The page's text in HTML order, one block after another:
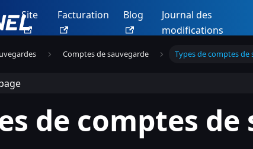
Site Facturation Blog
Journal des
modifications
Comptes de sauvegarde Types de comptes de
de comptes